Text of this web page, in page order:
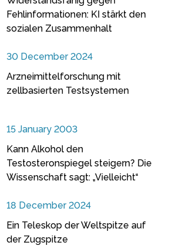
Fehlinformationen: KI stärkt den
sozialen Zusammenhalt
30 December 2024
Arzneimittelforschung mit
zellbasierten Testsystemen
15 January 2003
Kann Alkohol den
Testosteronspiegel steigern? Die
Wissenschaft sagt: „Vielleicht“
18 December 2024
Ein Teleskop der Weltspitze auf
der Zugspitze